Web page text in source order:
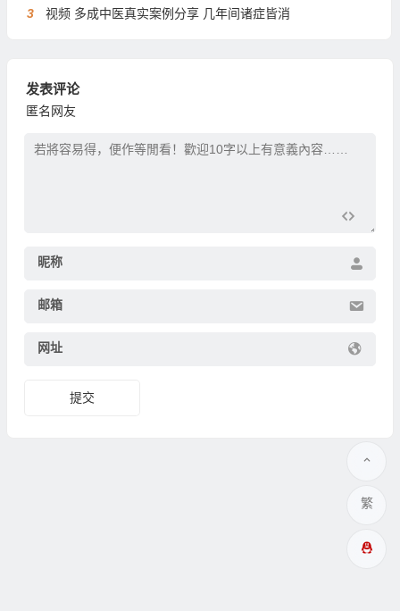
3
视频 多成中医真实案例分享 几年间诸症皆消
发表评论
匿名网友
昵称
邮箱
网址
繁